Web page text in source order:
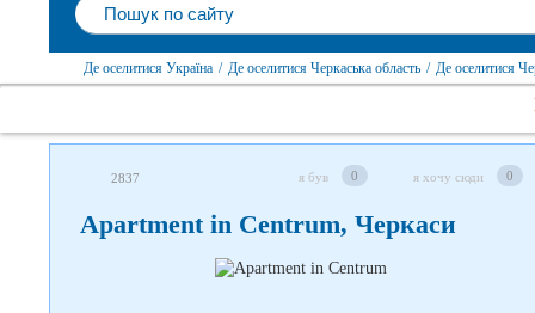
Де оселитися Україна / Де оселитися Черкаська область / Де оселитися
2837 я був 0 я хочу сюди 0
Apartment in Centrum, Черкаси
Слідкуйте за нами в